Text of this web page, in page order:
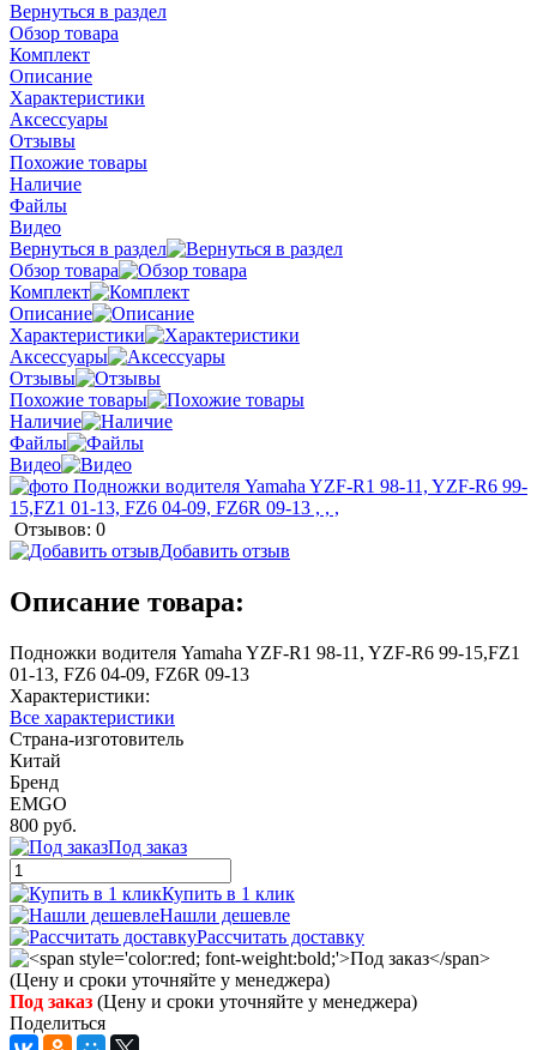
Вернуться в раздел
Обзор товара
Комплект
Описание
Характеристики
Аксессуары
Отзывы
Похожие товары
Наличие
Файлы
Видео
Вернуться в раздел
Обзор товара
Комплект
Описание
Характеристики
Аксессуары
Отзывы
Похожие товары
Наличие
Файлы
Видео
Отзывов: 0
Добавить отзыв
Описание товара:
Подножки водителя Yamaha YZF-R1 98-11, YZF-R6 99-15,FZ1
01-13, FZ6 04-09, FZ6R 09-13
Характеристики:
Все характеристики
Страна-изготовитель
Китай
Бренд
EMGO
800 руб.
Под заказ
Купить в 1 клик
Нашли дешевле
Рассчитать доставку
Под заказ (Цену и сроки уточняйте у менеджера)
Поделиться